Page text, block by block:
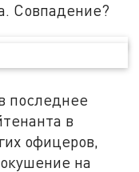
Совпадение?
последнее
в
офицеров,
на